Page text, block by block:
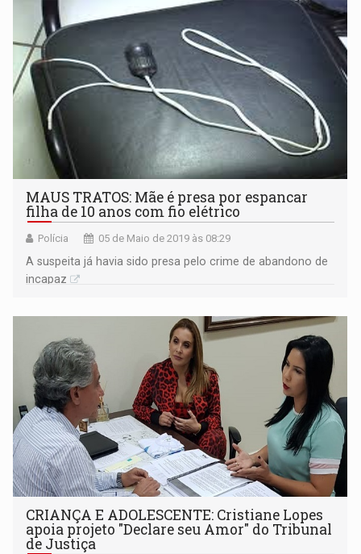
MAUS TRATOS: Mãe é presa por espancar
filha de 10 anos com fio elétrico
Polícia 05 de Maio de 2019 às 08:29
A suspeita já havia sido presa pelo crime de abandono de
incapaz
CRIANÇA E ADOLESCENTE: Cristiane Lopes
apoia projeto "Declare seu Amor" do Tribunal
de Justiça